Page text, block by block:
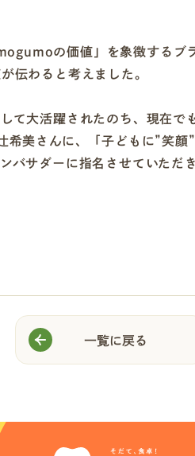
の価値」を象徴するブ
伝わると考えました。
て大活躍されたのち、現在で
希美さんに、「子どもに”笑
バサダーに指名させていただ
一覧に戻る